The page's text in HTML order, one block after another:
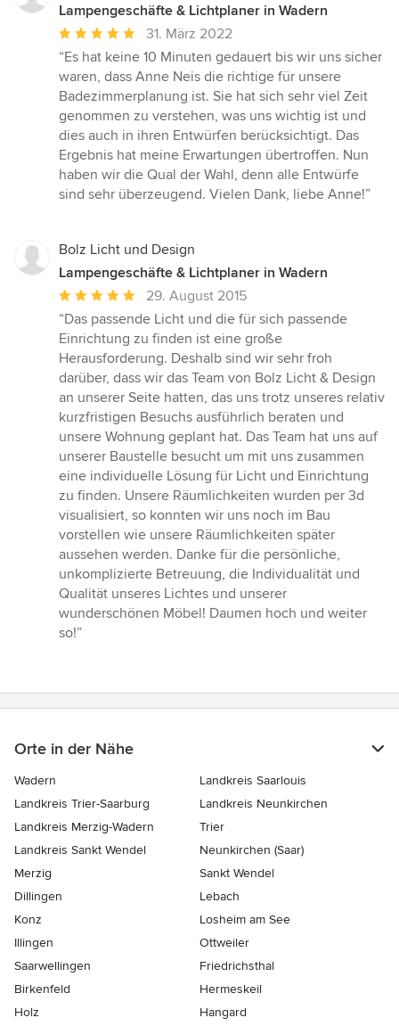
Lampengeschäfte & Lichtplaner in Wadern
Durchschnittliche
Bewertung:
5
von
5
Sternen
31. März 2022
“Es hat keine 10 Minuten gedauert bis wir uns sicher
waren, dass Anne Neis die richtige für unsere
Badezimmerplanung ist. Sie hat sich sehr viel Zeit
genommen zu verstehen, was uns wichtig ist und
dies auch in ihren Entwürfen berücksichtigt. Das
Ergebnis hat meine Erwartungen übertroffen. Nun
haben wir die Qual der Wahl, denn alle Entwürfe
sind sehr überzeugend. Vielen Dank, liebe Anne!”
Bolz Licht und Design
Lampengeschäfte & Lichtplaner in Wadern
Durchschnittliche
Bewertung:
5
von
5
Sternen
29. August 2015
“Das passende Licht und die für sich passende
Einrichtung zu finden ist eine große
Herausforderung. Deshalb sind wir sehr froh
darüber, dass wir das Team von Bolz Licht & Design
an unserer Seite hatten, das uns trotz unseres relativ
kurzfristigen Besuchs ausführlich beraten und
unsere Wohnung geplant hat. Das Team hat uns auf
unserer Baustelle besucht um mit uns zusammen
eine individuelle Lösung für Licht und Einrichtung
zu finden. Unsere Räumlichkeiten wurden per 3d
visualisiert, so konnten wir uns noch im Bau
vorstellen wie unsere Räumlichkeiten später
aussehen werden. Danke für die persönliche,
unkomplizierte Betreuung, die Individualität und
Qualität unseres Lichtes und unserer
wunderschönen Möbel! Daumen hoch und weiter
so!”
Orte in der Nähe
Wadern
Landkreis Saarlouis
Landkreis Trier-Saarburg
Landkreis Neunkirchen
Landkreis Merzig-Wadern
Trier
Landkreis Sankt Wendel
Neunkirchen (Saar)
Merzig
Sankt Wendel
Dillingen
Lebach
Konz
Losheim am See
Illingen
Ottweiler
Saarwellingen
Friedrichsthal
Birkenfeld
Hermeskeil
Holz
Hangard